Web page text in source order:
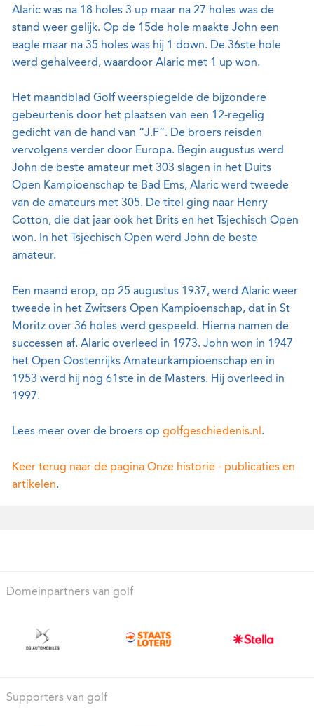
Alaric was na 18 holes 3 up maar na 27 holes was de
stand weer gelijk. Op de 15de hole maakte John een
eagle maar na 35 holes was hij 1 down. De 36ste hole
werd gehalveerd, waardoor Alaric met 1 up won.
Het maandblad Golf weerspiegelde de bijzondere
gebeurtenis door het plaatsen van een 12-regelig
gedicht van de hand van “J.F”. De broers reisden
vervolgens verder door Europa. Begin augustus werd
John de beste amateur met 303 slagen in het Duits
Open Kampioenschap te Bad Ems, Alaric werd tweede
van de amateurs met 305. De titel ging naar Henry
Cotton, die dat jaar ook het Brits en het Tsjechisch Open
won. In het Tsjechisch Open werd John de beste
amateur.
Een maand erop, op 25 augustus 1937, werd Alaric weer
tweede in het Zwitsers Open Kampioenschap, dat in St
Moritz over 36 holes werd gespeeld. Hierna namen de
successen af. Alaric overleed in 1973. John won in 1947
het Open Oostenrijks Amateurkampioenschap en in
1953 werd hij nog 61ste in de Masters. Hij overleed in
1997.
Lees meer over de broers op golfgeschiedenis.nl .
Keer terug naar de pagina Onze historie - publicaties en
artikelen.
Domeinpartners van golf
Supporters van golf